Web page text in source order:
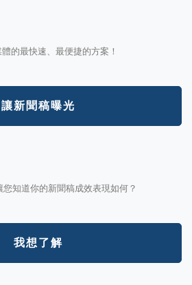
的最快速、最便捷的方案！
讓新聞稿曝光
知道你的新聞稿成效表現如何？
我想了解